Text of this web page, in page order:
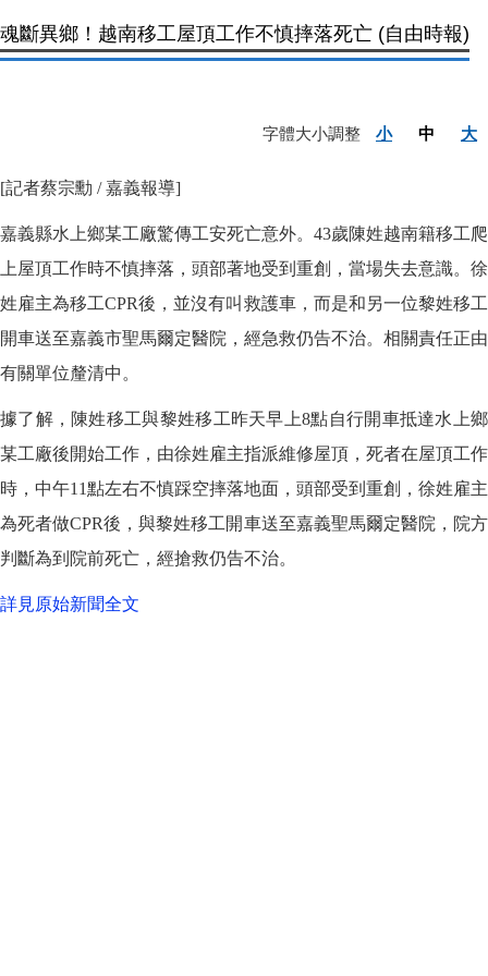
魂斷異鄉！越南移工屋頂工作不慎摔落死亡 (自由時報)
字體大小調整 小 中 大
[記者蔡宗勳 / 嘉義報導]
嘉義縣水上鄉某工廠驚傳工安死亡意外。43歲陳姓越南籍移工爬
上屋頂工作時不慎摔落，頭部著地受到重創，當場失去意識。徐
姓雇主為移工CPR後，並沒有叫救護車，而是和另一位黎姓移工
開車送至嘉義市聖馬爾定醫院，經急救仍告不治。相關責任正由
有關單位釐清中。
據了解，陳姓移工與黎姓移工昨天早上8點自行開車抵達水上鄉
某工廠後開始工作，由徐姓雇主指派維修屋頂，死者在屋頂工作
時，中午11點左右不慎踩空摔落地面，頭部受到重創，徐姓雇主
為死者做CPR後，與黎姓移工開車送至嘉義聖馬爾定醫院，院方
判斷為到院前死亡，經搶救仍告不治。
詳見原始新聞全文